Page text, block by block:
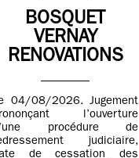
BOSQUET
VERNAY
RENOVATIONS
04/08/2026. Jugement
l’ouverture
procédure de
judiciaire,
de cessation des